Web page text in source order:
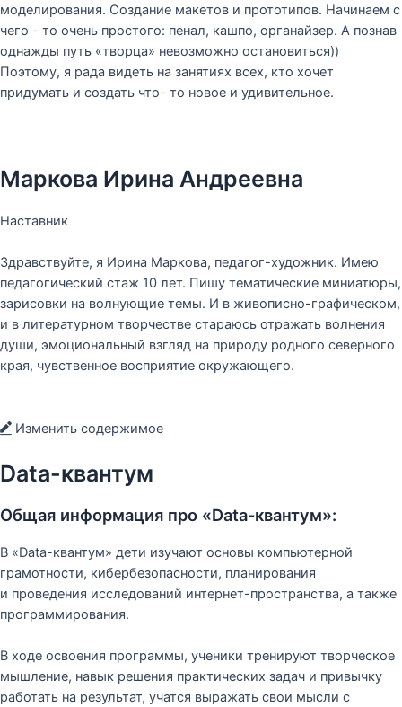
моделирования. Создание макетов и прототипов. Начинаем с
чего - то очень простого: пенал, кашпо, органайзер. А познав
однажды путь «творца» невозможно остановиться))
Поэтому, я рада видеть на занятиях всех, кто хочет
придумать и создать что- то новое и удивительное.
Маркова Ирина Андреевна
Наставник
Здравствуйте, я Ирина Маркова, педагог-художник. Имею
педагогический стаж 10 лет. Пишу тематические миниатюры,
зарисовки на волнующие темы. И в живописно-графическом,
и в литературном творчестве стараюсь отражать волнения
души, эмоциональный взгляд на природу родного северного
края, чувственное восприятие окружающего.
Изменить содержимое
Data-квантум
Общая информация про «Data-квантум»:
В «Data-квантум» дети изучают основы компьютерной
грамотности, кибербезопасности, планирования
и проведения исследований интернет-пространства, а также
программирования.
В ходе освоения программы, ученики тренируют творческое
мышление, навык решения практических задач и привычку
работать на результат, учатся выражать свои мысли с